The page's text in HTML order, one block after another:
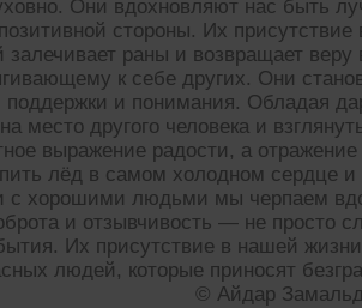
Они вдохновляют нас быть
стороны. Их
залечивает раны и возвращает
к себе других. Они
поддержки и понимания. Обладая
место другого человека и
выражение радости, а
лёд в самом холодном сердце
с хорошими людьми мы черпаем
и отзывчивость — не просто
бытия. Их присутствие в нашей
людей, которые приносят
© Айдар